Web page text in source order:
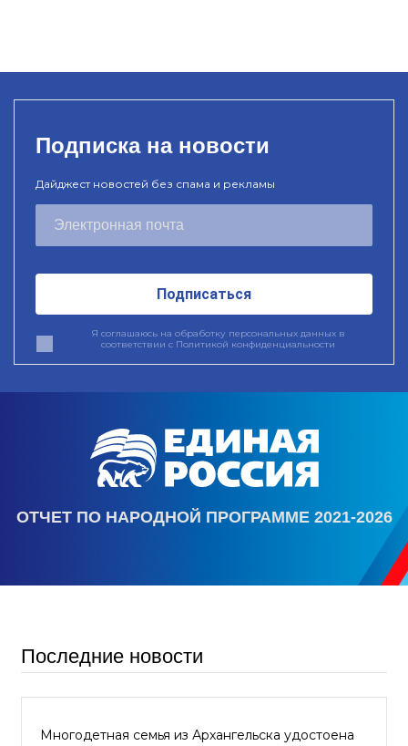
Подписка на новости
Дайджест новостей без спама и рекламы
Подписаться
Я соглашаюсь на обработку персональных данных в
соответствии с Политикой конфиденциальности
ОТЧЕТ ПО НАРОДНОЙ ПРОГРАММЕ 2021-2026
Последние новости
Многодетная семья из Архангельска удостоена